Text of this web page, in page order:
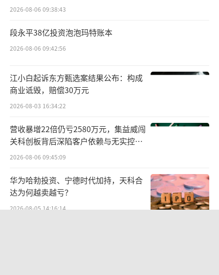
2026-08-06 09:38:43
段永平38亿投资泡泡玛特账本
2026-08-06 09:42:56
江小白起诉东方甄选案结果公布：构成
商业诋毁，赔偿30万元
2026-08-03 16:34:22
营收暴增22倍仍亏2580万元，集益威闯
关科创板背后深陷客户依赖与无实控人
困局
2026-08-06 09:45:09
华为哈勃投资、宁德时代加持，天科合
达为何越卖越亏？
2026-08-05 14:16:14